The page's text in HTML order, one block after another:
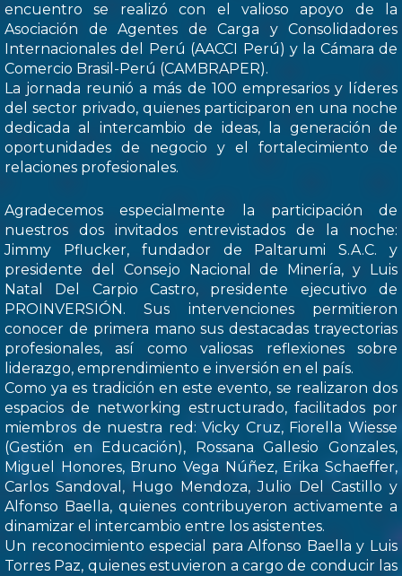
encuentro se realizó con el valioso apoyo de la
Asociación de Agentes de Carga y Consolidadores
Internacionales del Perú (AACCI Perú) y la Cámara de
Comercio Brasil-Perú (CAMBRAPER).
La jornada reunió a más de 100 empresarios y líderes
del sector privado, quienes participaron en una noche
dedicada al intercambio de ideas, la generación de
oportunidades de negocio y el fortalecimiento de
relaciones profesionales.
Agradecemos especialmente la participación de
nuestros dos invitados entrevistados de la noche:
Jimmy Pflucker, fundador de Paltarumi S.A.C. y
presidente del Consejo Nacional de Minería, y Luis
Natal Del Carpio Castro, presidente ejecutivo de
PROINVERSIÓN. Sus intervenciones permitieron
conocer de primera mano sus destacadas trayectorias
profesionales, así como valiosas reflexiones sobre
liderazgo, emprendimiento e inversión en el país.
Como ya es tradición en este evento, se realizaron dos
espacios de networking estructurado, facilitados por
miembros de nuestra red: Vicky Cruz, Fiorella Wiesse
(Gestión en Educación), Rossana Gallesio Gonzales,
Miguel Honores, Bruno Vega Núñez, Erika Schaeffer,
Carlos Sandoval, Hugo Mendoza, Julio Del Castillo y
Alfonso Baella, quienes contribuyeron activamente a
dinamizar el intercambio entre los asistentes.
Un reconocimiento especial para Alfonso Baella y Luis
Torres Paz, quienes estuvieron a cargo de conducir las